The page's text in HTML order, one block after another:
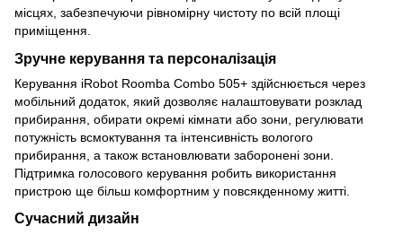
місцях, забезпечуючи рівномірну чистоту по всій площі
приміщення.
Зручне керування та персоналізація
Керування iRobot Roomba Combo 505+ здійснюється через
мобільний додаток, який дозволяє налаштовувати розклад
прибирання, обирати окремі кімнати або зони, регулювати
потужність всмоктування та інтенсивність вологого
прибирання, а також встановлювати заборонені зони.
Підтримка голосового керування робить використання
пристрою ще більш комфортним у повсякденному житті.
Сучасний дизайн